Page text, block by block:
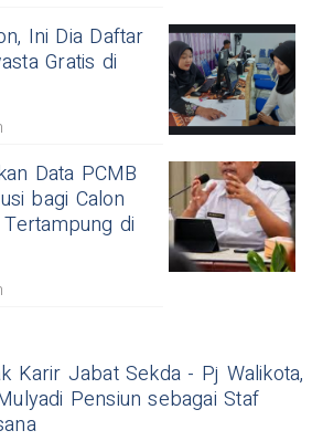
Ini Dia Daftar
Gratis di
Data PCMB
bagi Calon
di
Karir Jabat Sekda - Pj Walikota,
Pensiun sebagai Staf